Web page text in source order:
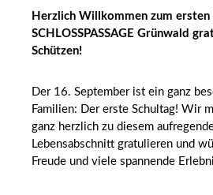
Herzlich Willkommen zum ersten
SCHLOSSPASSAGE Grünwald
Schützen!
Der 16. September ist ein ganz
Familien: Der erste Schultag! Wir
ganz herzlich zu diesem
Lebensabschnitt gratulieren und
Freude und viele spannende